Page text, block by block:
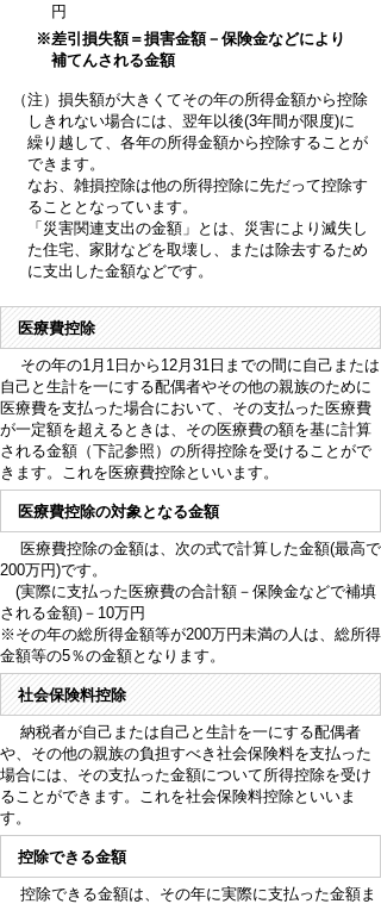
円
※差引損失額＝損害金額－保険金などにより
補てんされる金額
（注） 損失額が大きくてその年の所得金額から控除
しきれない場合には、翌年以後(3年間が限度)に
繰り越して、各年の所得金額から控除することが
できます。
なお、雑損控除は他の所得控除に先だって控除す
ることとなっています。
「災害関連支出の金額」とは、災害により滅失し
た住宅、家財などを取壊し、または除去するため
に支出した金額などです。
医療費控除
その年の1月1日から12月31日までの間に自己または
自己と生計を一にする配偶者やその他の親族のために
医療費を支払った場合において、その支払った医療費
が一定額を超えるときは、その医療費の額を基に計算
される金額（下記参照）の所得控除を受けることがで
きます。これを医療費控除といいます。
医療費控除の対象となる金額
医療費控除の金額は、次の式で計算した金額(最高で
200万円)です。
(実際に支払った医療費の合計額－保険金などで補填
される金額)－10万円
※その年の総所得金額等が200万円未満の人は、総所得
金額等の5％の金額となります。
社会保険料控除
納税者が自己または自己と生計を一にする配偶者
や、その他の親族の負担すべき社会保険料を支払った
場合には、その支払った金額について所得控除を受け
ることができます。これを社会保険料控除といいま
す。
控除できる金額
控除できる金額は、その年に実際に支払った金額ま